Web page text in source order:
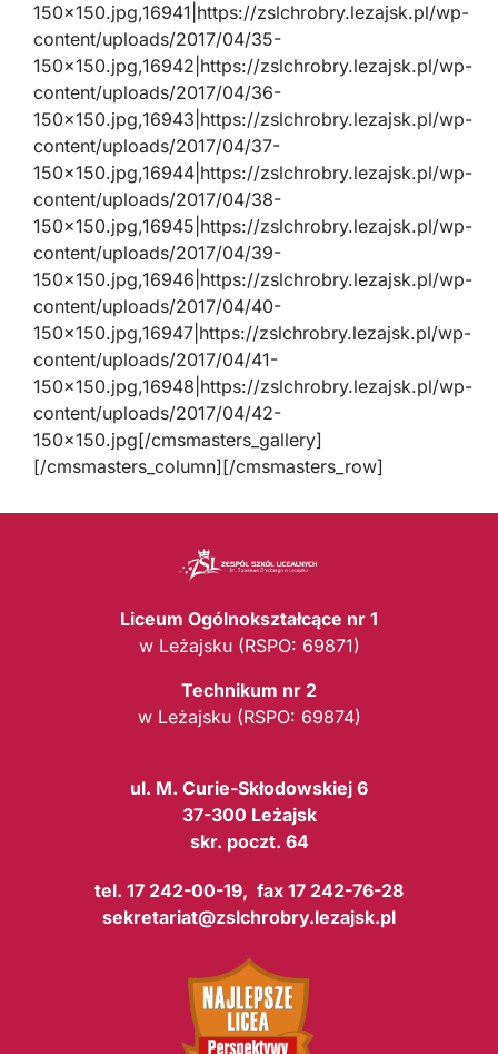
150×150.jpg,16941|https://zslchrobry.lezajsk.pl/wp-
content/uploads/2017/04/35-
150×150.jpg,16942|https://zslchrobry.lezajsk.pl/wp-
content/uploads/2017/04/36-
150×150.jpg,16943|https://zslchrobry.lezajsk.pl/wp-
content/uploads/2017/04/37-
150×150.jpg,16944|https://zslchrobry.lezajsk.pl/wp-
content/uploads/2017/04/38-
150×150.jpg,16945|https://zslchrobry.lezajsk.pl/wp-
content/uploads/2017/04/39-
150×150.jpg,16946|https://zslchrobry.lezajsk.pl/wp-
content/uploads/2017/04/40-
150×150.jpg,16947|https://zslchrobry.lezajsk.pl/wp-
content/uploads/2017/04/41-
150×150.jpg,16948|https://zslchrobry.lezajsk.pl/wp-
content/uploads/2017/04/42-
150×150.jpg[/cmsmasters_gallery]
[/cmsmasters_column][/cmsmasters_row]
Liceum Ogólnokształcące nr 1
w Leżajsku (RSPO: 69871)
Technikum nr 2
w Leżajsku (RSPO: 69874)
ul. M. Curie-Skłodowskiej 6
37-300 Leżajsk
skr. poczt. 64
tel. 17 242-00-19, fax 17 242-76-28
sekretariat@zslchrobry.lezajsk.pl